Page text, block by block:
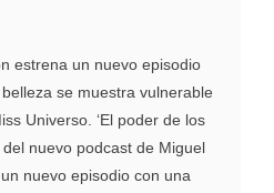
estrena un nuevo episodio
se muestra vulnerable
Universo. ‘El poder de los
nuevo podcast de Miguel
nuevo episodio con una